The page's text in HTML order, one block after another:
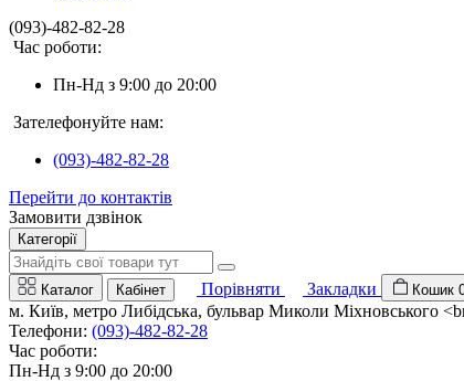
(093)-482-82-28
Час роботи:
Пн-Нд з 9:00 до 20:00
Зателефонуйте нам:
(093)-482-82-28
Перейти до контактів
Замовити дзвінок
Категорії
Каталог Кабінет Порівняти Закладки Кошик
м. Київ, метро Либідська, бульвар Миколи Міхновського
Телефони: (093)-482-82-28
Час роботи:
Пн-Нд з 9:00 до 20:00